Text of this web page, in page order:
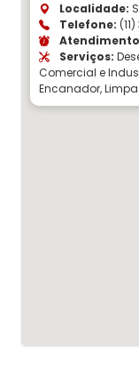
Localidade:
Telefone:
Serviços:
Comercial e
Encanador,